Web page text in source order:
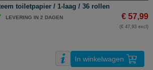
toiletpapier / 1-laag / 36 rollen
LEVERING IN 2 DAGEN € 57,99
(€ 47,93 excl)
In winkelwagen